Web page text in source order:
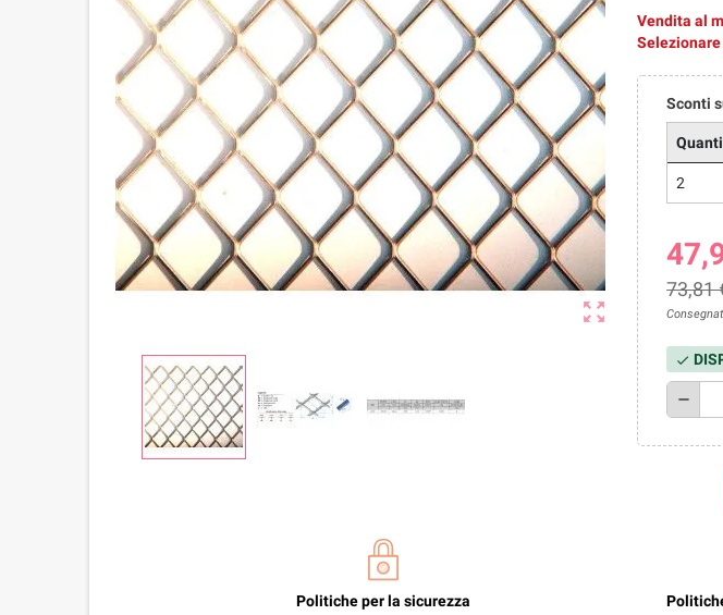
zoom_out_map
Vendita al
Sconti
2
73,81
check
remove
Politiche per la sicurezza